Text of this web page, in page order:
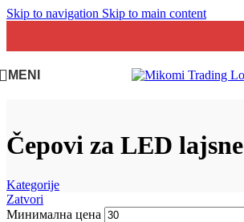
Skip to navigation Skip to main content
MENI
Čepovi za LED lajsne
Kategorije
Zatvori
Минимална цена